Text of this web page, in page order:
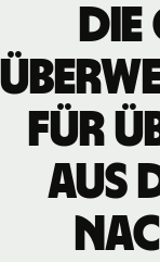
für
aus